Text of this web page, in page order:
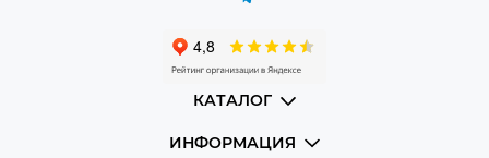
КАТАЛОГ
ИНФОРМАЦИЯ